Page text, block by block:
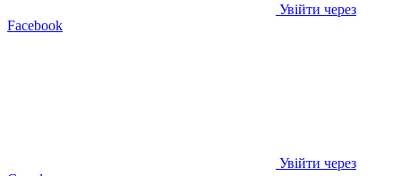
Увійти через
Facebook
Увійти через